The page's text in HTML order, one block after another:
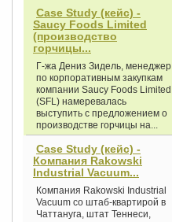
Case Study (кейс) -
Saucy Foods Limited
(производство
горчицы...
Г-жа Дениз Зидель, менеджер
по корпоративным закупкам
компании Saucy Foods Limited
(SFL) намеревалась
выступить с предложением о
производстве горчицы на...
Case Study (кейс) -
Компания Rakowski
Industrial Vacuum...
Компания Rakowski Industrial
Vacuum со штаб-квартирой в
Чаттануга, штат Теннеси,